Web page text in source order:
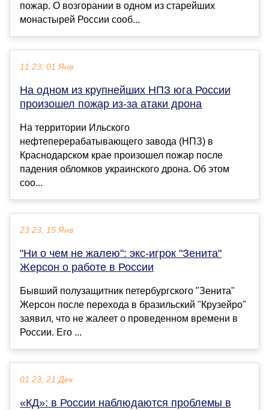
пожар. О возгорании в одном из старейших
монастырей России сооб...
11:23, 01 Янв
На одном из крупнейших НПЗ юга России
произошел пожар из-за атаки дрона
На территории Ильского
нефтеперерабатывающего завода (НПЗ) в
Краснодарском крае произошел пожар после
падения обломков украинского дрона. Об этом
соо...
23:23, 15 Янв
"Ни о чем не жалею": экс-игрок "Зенита"
Жерсон о работе в России
Бывший полузащитник петербургского "Зенита"
Жерсон после перехода в бразильский "Крузейро"
заявил, что не жалеет о проведенном времени в
России. Его ...
01:23, 21 Дек
«КД»: в России наблюдаются проблемы в